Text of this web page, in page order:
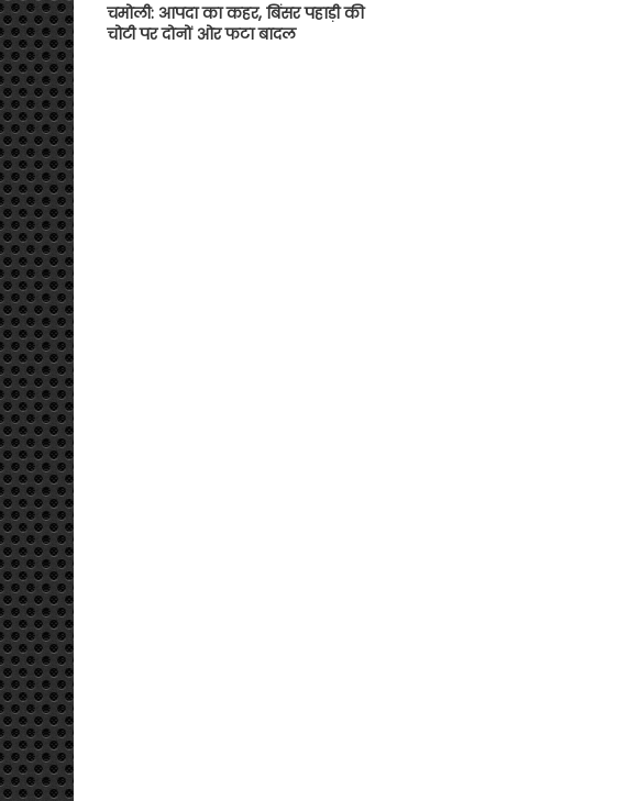
चमोली: आपदा का कहर, बिंसर पहाड़ी की
चोटी पर दोनों ओर फटा बादल